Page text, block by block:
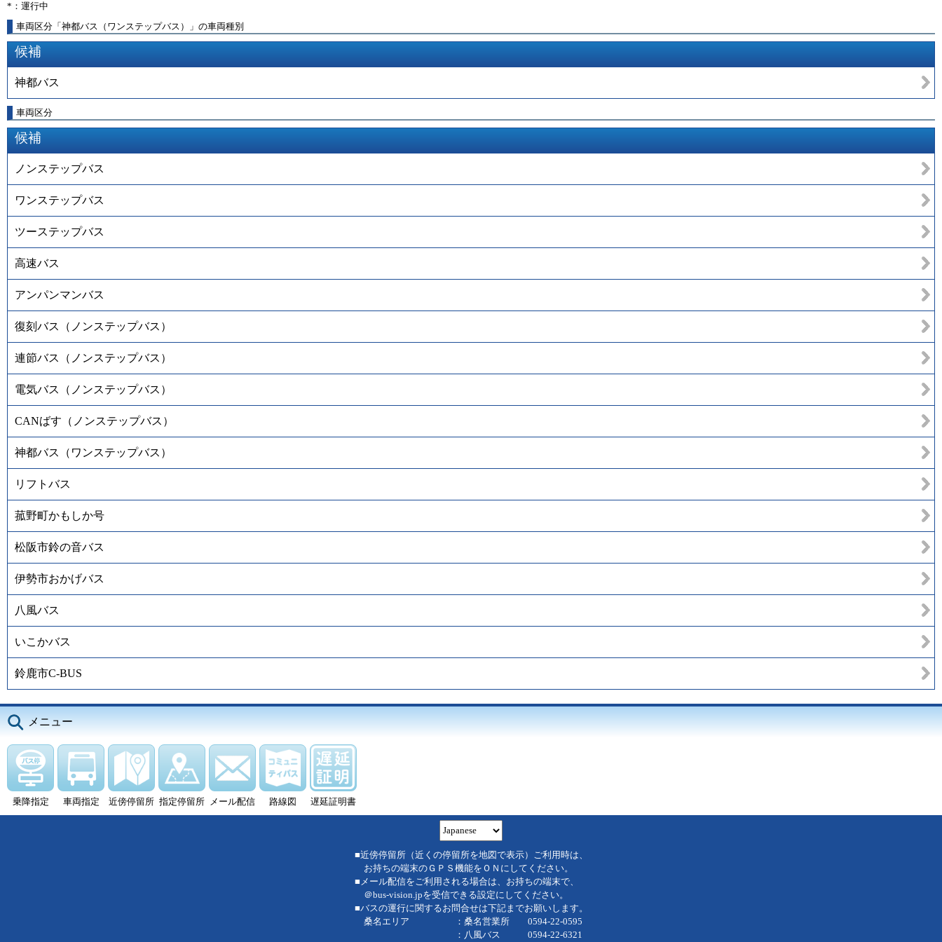
*：運行中
車両区分「神都バス（ワンステップバス）」の車両種別
候補
神都バス
車両区分
候補
ノンステップバス
ワンステップバス
ツーステップバス
高速バス
アンパンマンバス
復刻バス（ノンステップバス）
連節バス（ノンステップバス）
電気バス（ノンステップバス）
CANばす（ノンステップバス）
神都バス（ワンステップバス）
リフトバス
菰野町かもしか号
松阪市鈴の音バス
伊勢市おかげバス
八風バス
いこかバス
鈴鹿市C-BUS
メニュー
乗降指定 車両指定 近傍停留所 指定停留所 メール配信 路線図 遅延証明書
■近傍停留所（近くの停留所を地図で表示）ご利用時は、
お持ちの端末のＧＰＳ機能をＯＮにしてください。
■メール配信をご利用される場合は、お持ちの端末で、
＠bus-vision.jpを受信できる設定にしてください。
■バスの運行に関するお問合せは下記までお願いします。
桑名エリア ：桑名営業所 0594-22-0595
：八風バス 0594-22-6321